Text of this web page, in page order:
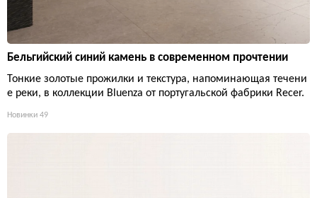
Бельгийский синий камень в современном прочтении
Тонкие золотые прожилки и текстура, напоминающая течени
е реки, в коллекции Bluenza от португальской фабрики Recer.
Новинки 49